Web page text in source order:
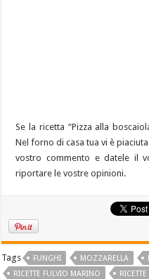
Se la ricetta “Pizza alla
Nel forno di casa tua vi è piaciuta
vostro commento e datele il
riportare le vostre opinioni.
Tags FUNGHI MOZZARELLA
RICETTE FULVIO MARINO